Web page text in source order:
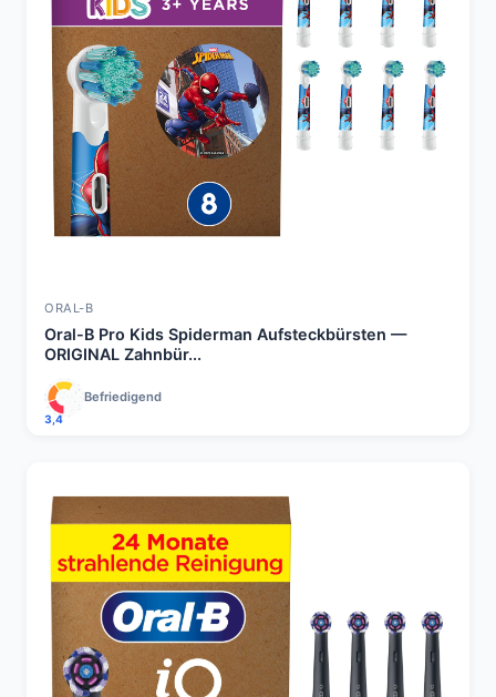
ORAL-B
Oral-B Pro Kids Spiderman Aufsteckbürsten —
ORIGINAL Zahnbür...
3,4
Befriedigend